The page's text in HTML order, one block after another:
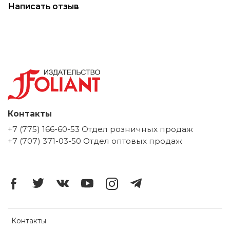
Написать отзыв
Контакты
Контакты
+7 (775) 166-60-53 Отдел розничных продаж
+7 (707) 371-03-50 Отдел оптовых продаж